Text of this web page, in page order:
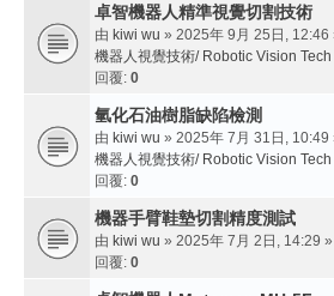
卓智機器人精準視覺切割技術
由 kiwi wu » 2025年 9月 25日, 12:46
機器人視覺技術/ Robotic Vision Tech
回覆: 0
氫化石油樹脂缺陷檢測
由 kiwi wu » 2025年 7月 31日, 10:49
機器人視覺技術/ Robotic Vision Tech
回覆: 0
機器手臂鞋墊切割精度測試
由 kiwi wu » 2025年 7月 2日, 14:29
回覆: 0